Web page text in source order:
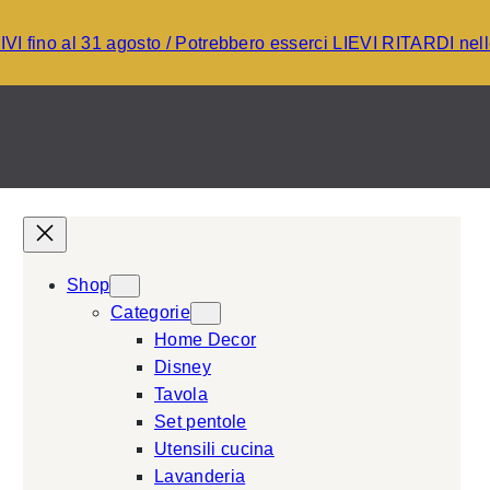
fino al 31 agosto / Potrebbero esserci LIEVI RITARDI
Shop
Categorie
Home Decor
Disney
Tavola
Set pentole
Utensili cucina
Lavanderia